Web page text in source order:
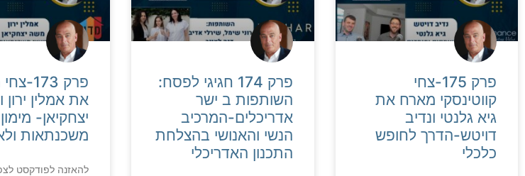
פרק 175-צחי
קווטינסקי מארח את
גיא גלנטי ונדיב
דויטש-הדרך לחופש
כלכלי
פרק 174 חגיגי לפסח:
השותפות ב ישר
אדריכלים-המרכיב
הנשי והאנושי בהצלחת
התכנון האדריכלי
פרק
את אמלין
יצחקיאן-
משכנתאות
להאזנה לפודקסט